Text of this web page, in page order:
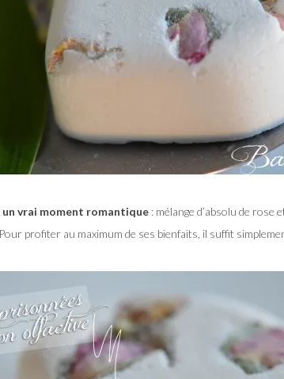
vrai moment romantique : mélange d’absolu de rose
profiter au maximum de ses bienfaits, il suffit